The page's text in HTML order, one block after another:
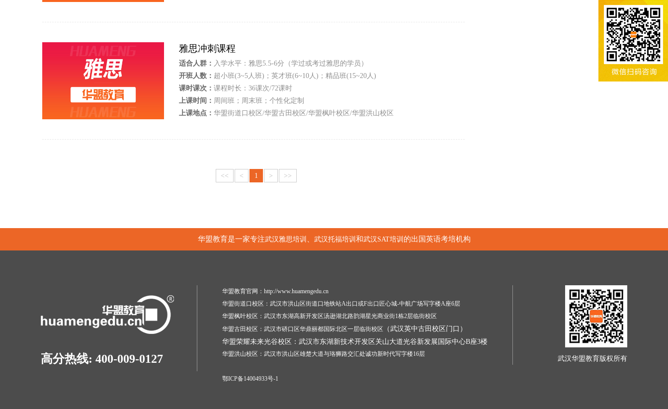
雅思冲刺课程
适合人群： 入学水平：雅思5.5-6分（学过或考过雅思的学员）
开班人数： 超小班(3~5人班)；英才班(6~10人)；精品班(15~20人)
课时课次： 课程时长：36课次/72课时
上课时间： 周间班；周末班；个性化定制
上课地点： 华盟街道口校区/华盟古田校区/华盟枫叶校区/华盟洪山校区
<< < 1 > >>
华盟教育是一家专注武汉雅思培训 武汉托福培训 和武汉SAT培训 的出国英语考培机构
高分热线: 400-009-0127
华盟教育官网：http://www.huamengedu.cn
华盟街道口校区：武汉市洪山区街道口地铁站A出口或F出口匠心城-中航广场写字楼A座6层
华盟枫叶校区：武汉市东湖高新开发区汤逊湖北路韵湖星光商业街1栋2层临街校区
华盟古田校区：武汉市硚口区华鼎丽都国际北区一层临街校区
（武汉英中古田校区门口）
华盟荣耀未来光谷校区：武汉市东湖新技术开发区关山大道光谷新发展国际中心B座3楼
华盟洪山校区：武汉市洪山区雄楚大道与珞狮路交汇处诚功新时代写字楼16层
鄂ICP备14004933号-1
武汉华盟教育版权所有